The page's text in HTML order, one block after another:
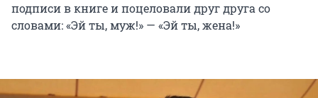
подписи в книге и поцеловали друг друга со
словами: «Эй ты, муж!» — «Эй ты, жена!»